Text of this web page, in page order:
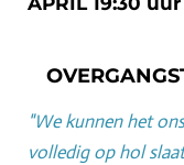
"We kunnen het
volledig op hol